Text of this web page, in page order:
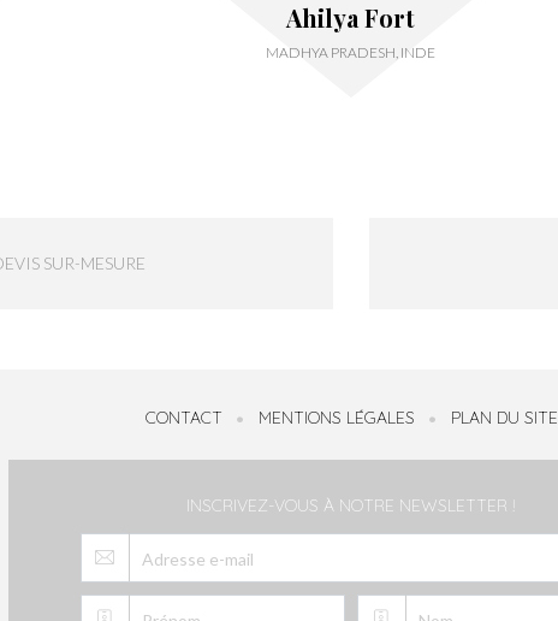
Ahilya Fort
MADHYA PRADESH, INDE
SUR-MESURE
CONTACT MENTIONS LÉGALES PLAN DU SITE
INSCRIVEZ-VOUS À NOTRE NEWSLETTER !